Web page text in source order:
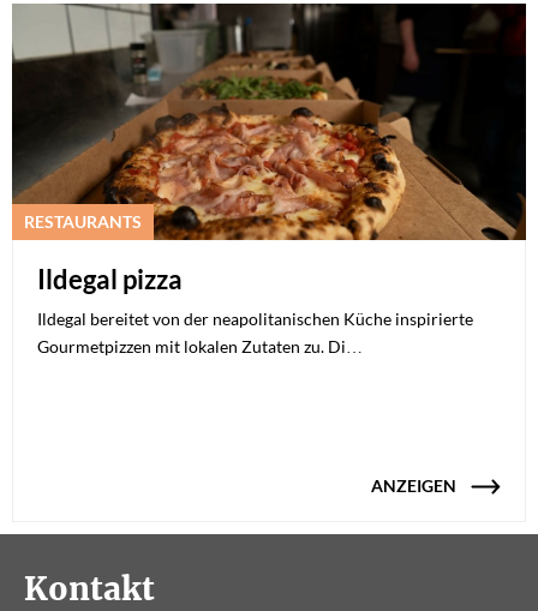
RESTAURANTS
Ildegal pizza
Ildegal bereitet von der neapolitanischen Küche inspirierte
Gourmetpizzen mit lokalen Zutaten zu. Di…
ANZEIGEN
Kontakt